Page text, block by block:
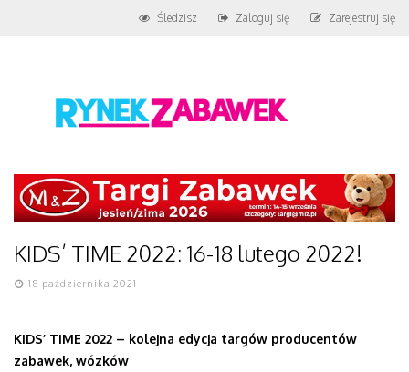
Śledzisz Zaloguj się Zarejestruj się
KIDS’ TIME 2022: 16-18 lutego 2022!
18 października 2021
KIDS’ TIME 2022 – kolejna edycja targów producentów
zabawek, wózków